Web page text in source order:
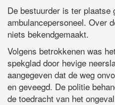
De bestuurder is ter plaatse
ambulancepersoneel. Over
niets bekendgemaakt.
Volgens betrokkenen was
spekglad door hevige
aangegeven dat de weg
en geveegd. De politie
de toedracht van het